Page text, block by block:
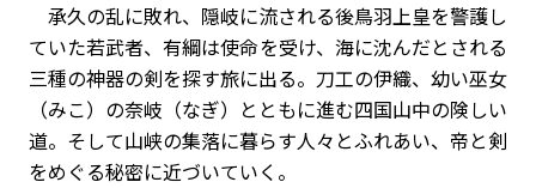
承久の乱に敗れ、隠岐に流される後鳥羽上皇を警護し
ていた若武者、有綱は使命を受け、海に沈んだとされる
三種の神器の剣を探す旅に出る。刀工の伊織、幼い巫女
（みこ）の奈岐（なぎ）とともに進む四国山中の険しい
道。そして山峡の集落に暮らす人々とふれあい、帝と剣
をめぐる秘密に近づいていく。